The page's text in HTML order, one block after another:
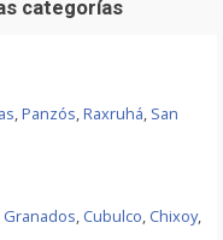
categorías
,Panzós,Raxruhá, San
Granados, Cubulco, Chixoy,